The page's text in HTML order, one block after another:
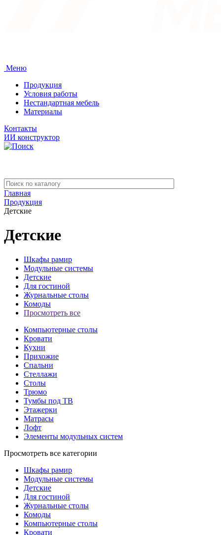
Меню
Продукция
Условия работы
Нестандартная мебель
Материалы
Контакты
ИИ конструктор
Главная
Продукция
Детские
Детские
Шкафы рамир
Модульные системы
Детские
Для гостиной
Журнальные столы
Комоды
Просмотреть все
Компьютерные столы
Кровати
Кухни
Прихожие
Спальни
Стеллажи
Столы
Трюмо
Тумбы под ТВ
Этажерки
Матрасы
Лофт
Элементы модульных систем
Просмотреть все категории
Шкафы рамир
Модульные системы
Детские
Для гостиной
Журнальные столы
Комоды
Компьютерные столы
Кровати